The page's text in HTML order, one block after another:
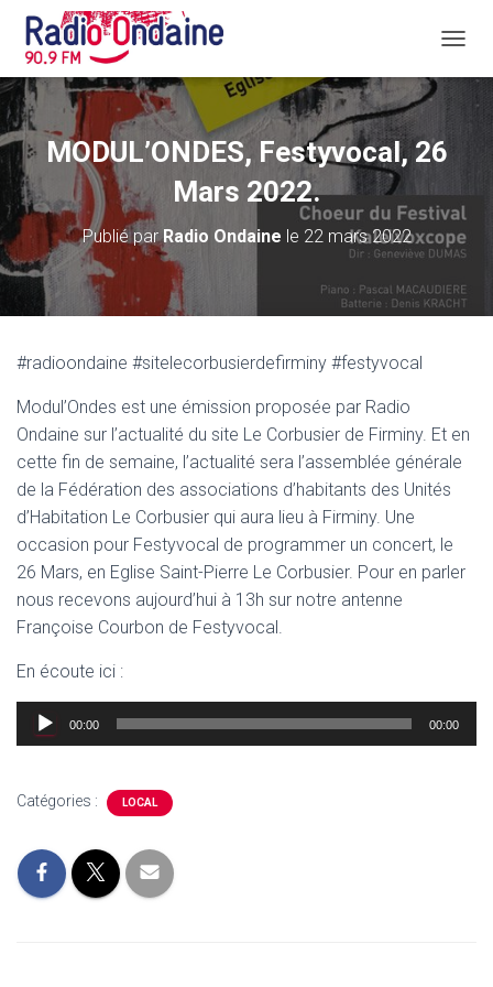
É
A
N
V
I
N
MODUL’ONDES, Festyvocal, 26
Mars 2022.
Publié parRadio Ondaine le 22 mars 2022
#radioondaine #sitelecorbusierdefirminy #festyvocal
Modul’Ondes est une émission proposée par Radio
Ondaine sur l’actualité du site Le Corbusier de Firminy. Et en
cette fin de semaine, l’actualité sera l’assemblée générale
de la Fédération des associations d’habitants des Unités
d’Habitation Le Corbusier qui aura lieu à Firminy. Une
occasion pour Festyvocal de programmer un concert, le
26 Mars, en Eglise Saint-Pierre Le Corbusier. Pour en parler
nous recevons aujourd’hui à 13h sur notre antenne
Françoise Courbon de Festyvocal.
En écoute ici :
Lecteur
audio
00:00 00:00
Catégories : LOCAL